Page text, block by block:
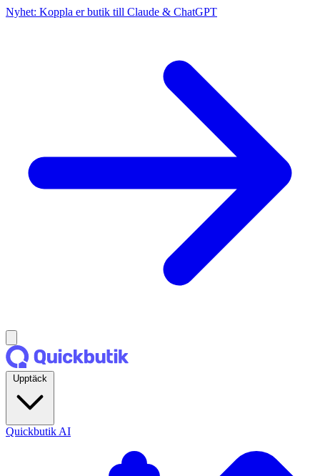
Nyhet: Koppla er butik till Claude & ChatGPT
Quickbutik AI